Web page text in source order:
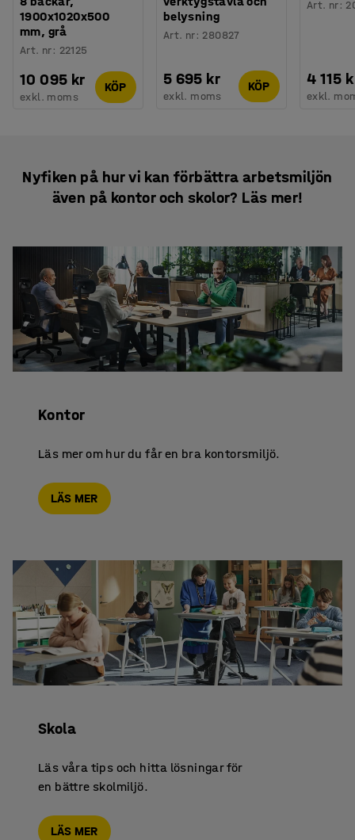
1900x1020x500
mm, grå
Art. nr: 22125
10 095 kr
exkl. moms
KÖP
belysning
Art. nr: 280827
5 695 kr
exkl. moms
KÖP
Art. nr:
4 115
exkl.
Nyfiken på hur vi kan förbättra arbetsmiljön
även på kontor och skolor? Läs mer!
Kontor
Läs mer om hur du får en bra kontorsmiljö.
LÄS MER
Skola
Läs våra tips och hitta lösningar för
en bättre skolmiljö.
LÄS MER